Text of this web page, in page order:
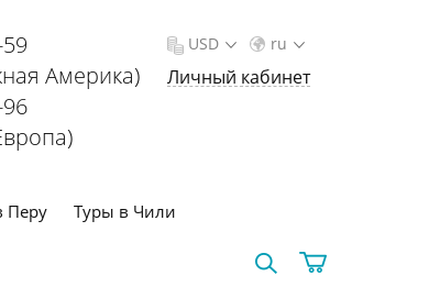
Америка)
ru
USD
Личный кабинет
Перу Туры в Чили